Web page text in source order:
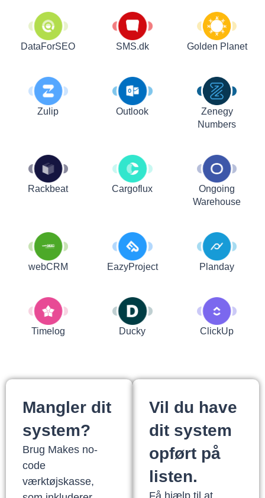
DataForSEO SMS.dk Golden Planet
Zulip Outlook
Zenegy
Numbers
Rackbeat Cargoflux
Ongoing
Warehouse
webCRM EazyProject Planday
Timelog Ducky ClickUp
Mangler dit
system?
Brug Makes no-
code
værktøjskasse,
Vil du have
dit system
opført på
listen.